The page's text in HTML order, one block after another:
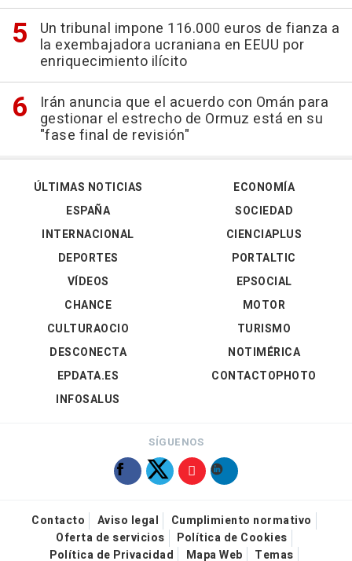
Un tribunal impone 116.000 euros de fianza a
la exembajadora ucraniana en EEUU por
enriquecimiento ilícito
Irán anuncia que el acuerdo con Omán para
gestionar el estrecho de Ormuz está en su
"fase final de revisión"
ÚLTIMAS NOTICIAS
ESPAÑA
INTERNACIONAL
DEPORTES
VÍDEOS
ECONOMÍA
SOCIEDAD
CIENCIAPLUS
PORTALTIC
EPSOCIAL
CHANCE
CULTURAOCIO
DESCONECTA
EPDATA.ES
INFOSALUS
MOTOR
TURISMO
NOTIMÉRICA
CONTACTOPHOTO
SÍGUENOS
Contacto Aviso legal
Cumplimiento normativo
Oferta de servicios
Política de Cookies
Política de Privacidad
Mapa Web Temas